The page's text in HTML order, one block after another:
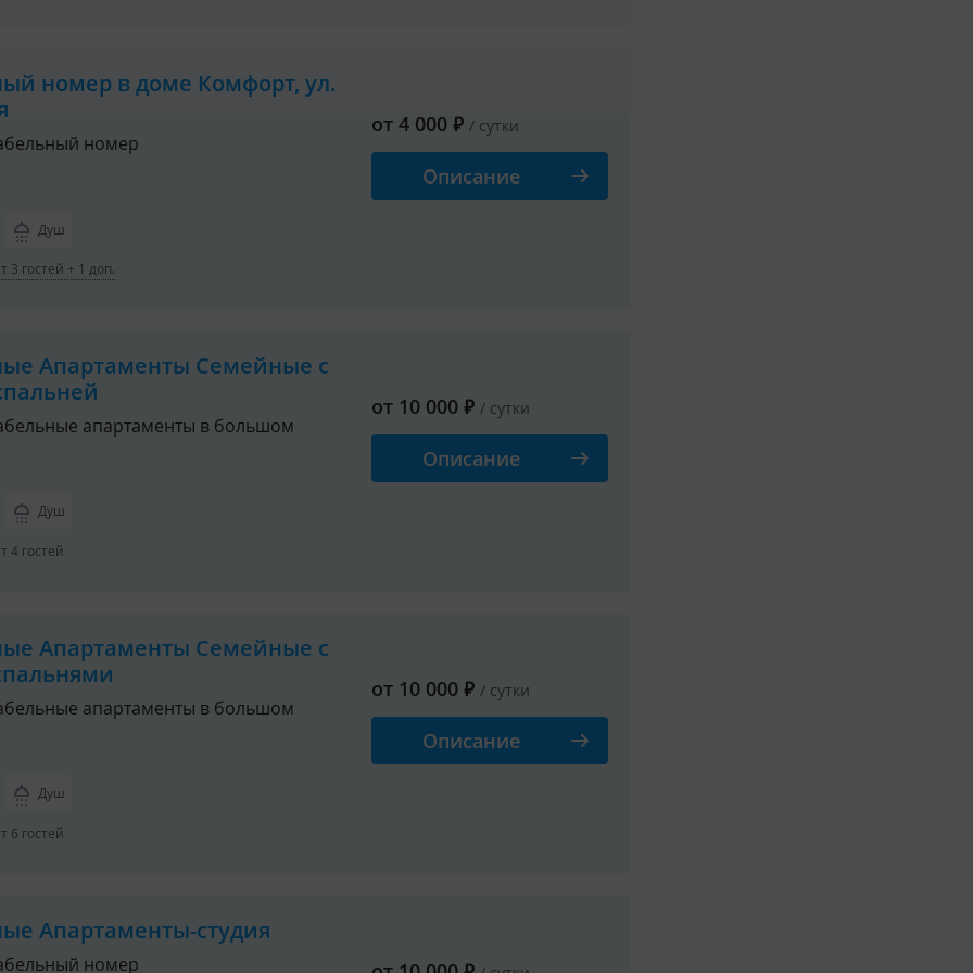
Смотреть все фото
номер в доме Комфорт, ул.
номер
Душ
3 гостей + 1 доп.
от 4 000 ₽ / сутки
Описание
Смотреть все фото
Апартаменты Семейные с
апартаменты в большом
Душ
4 гостей
от 10 000 ₽ / сутки
Описание
Смотреть все фото
Апартаменты Семейные с
апартаменты в большом
Душ
6 гостей
от 10 000 ₽ / сутки
Описание
Апартаменты-студия
номер
домики, с верандой (столик, скамейка).
умывальник, туалет.